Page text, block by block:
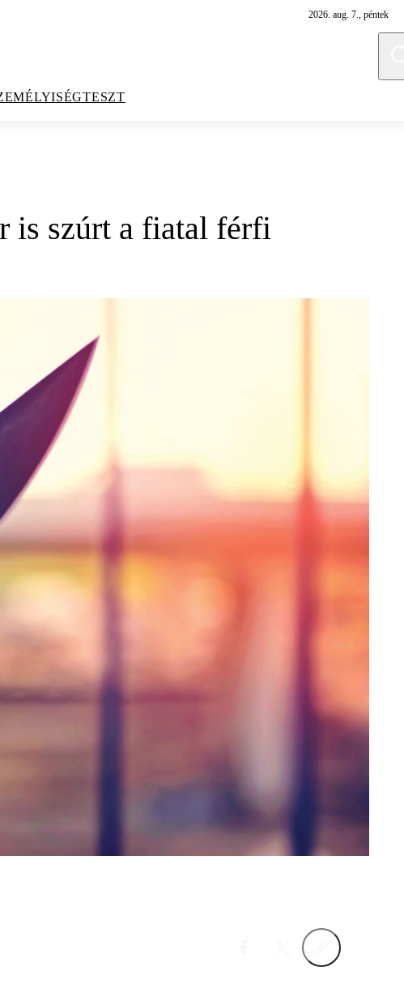
2026. aug. 7., péntek
is szúrt a fiatal férfi